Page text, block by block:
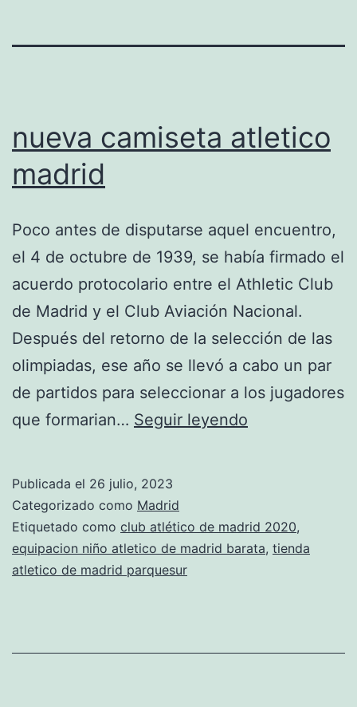
nueva camiseta atletico
madrid
Poco antes de disputarse aquel encuentro,
el 4 de octubre de 1939, se había firmado el
acuerdo protocolario entre el Athletic Club
de Madrid y el Club Aviación Nacional.
Después del retorno de la selección de las
olimpiadas, ese año se llevó a cabo un par
de partidos para seleccionar a los jugadores
que formarian… Seguir leyendo
Publicada el 26 julio, 2023
Categorizado como Madrid
Etiquetado como club atlético de madrid 2020,
equipacion niño atletico de madrid barata, tienda
atletico de madrid parquesur